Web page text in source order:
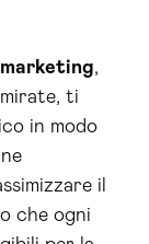
,
mirate, ti
in modo
il
che ogni